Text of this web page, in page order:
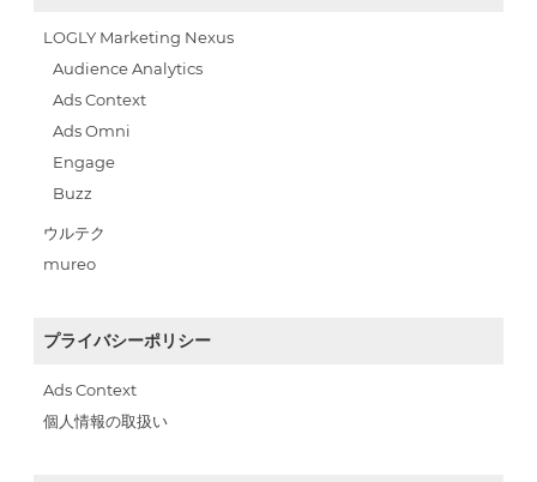
LOGLY Marketing Nexus
Audience Analytics
Ads Context
Ads Omni
Engage
Buzz
ウルテク
mureo
プライバシーポリシー
Ads Context
個人情報の取扱い